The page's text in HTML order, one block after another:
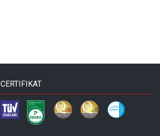
CERTIFIKAT